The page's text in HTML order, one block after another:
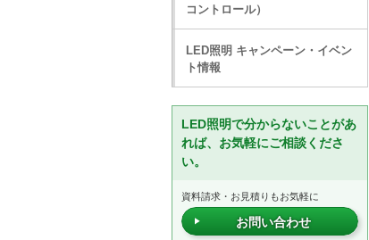
コントロール）
LED照明 キャンペーン・イベン
ト情報
LED照明で分からないことがあ
れば、お気軽にご相談くださ
い。
資料請求・お見積りもお気軽に
お問い合わせ